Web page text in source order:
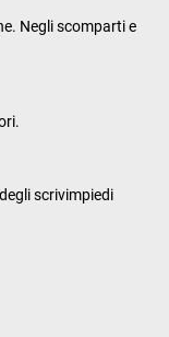
Negli scomparti e
scrivimpiedi